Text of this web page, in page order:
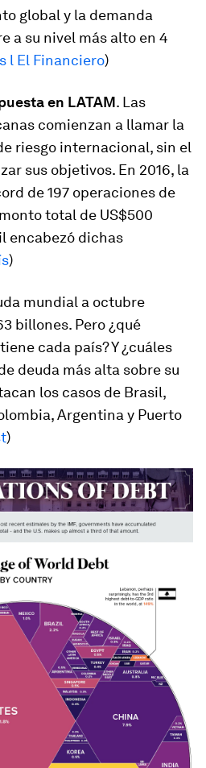
global y la demanda
a su nivel más alto en 4
l El Financiero)
en LATAM. Las
comienzan a llamar la
riesgo internacional, sin el
sus objetivos. En 2016, la
de 197 operaciones de
total de US$500
encabezó dichas
)
mundial a octubre
billones. Pero ¿qué
cada país? Y ¿cuáles
deuda más alta sobre su
los casos de Brasil,
Argentina y Puerto
)